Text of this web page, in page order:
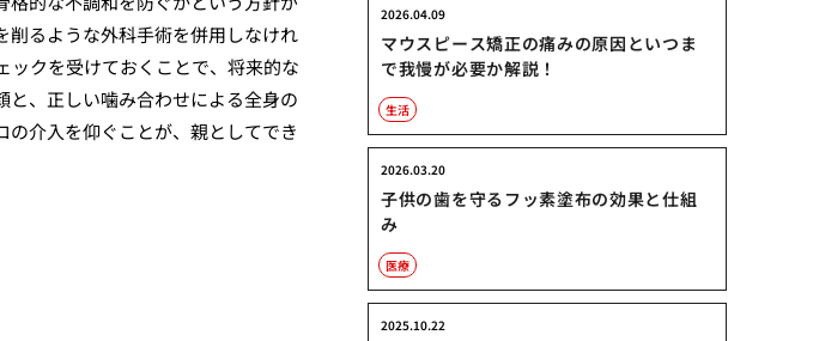
るような外科手術を併用しなけれ
ックを受けておくことで、将来的な
、正しい噛み合わせによる全身の
介入を仰ぐことが、親としてでき
マウスピース矯正の痛みの原因といつま
で我慢が必要か解説！
2026.04.09
生活
子供の歯を守るフッ素塗布の効果と仕組
み
2026.03.20
医療
2025.10.22